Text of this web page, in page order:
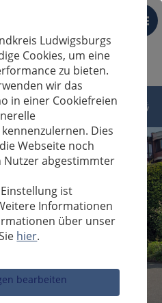
DE
Ludwigsburgs
Cookies, um eine
zu bieten.
wir das
in einer Cookiefreien
Dies
Webseite noch
Nutzer abgestimmter
ist
Informationen
über unser
hier.
bearbeiten